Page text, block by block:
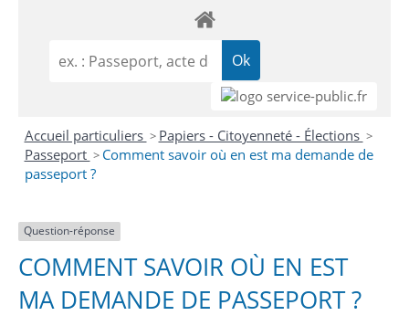
Accueil particuliers > Papiers - Citoyenneté - Élections >
Passeport > Comment savoir où en est ma demande de
passeport ?
Question-réponse
COMMENT SAVOIR OÙ EN EST
MA DEMANDE DE PASSEPORT ?